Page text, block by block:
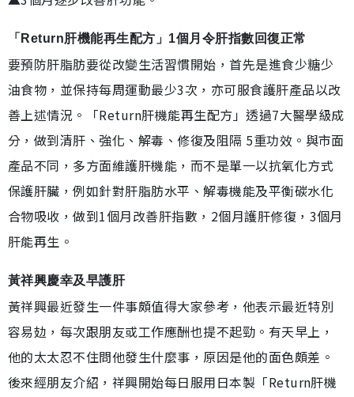
「Return肝機能再生配方」1個月令肝指數回復正常
要預防肝脂肪要從改變生活習慣開始，首先是進食少糖少
油食物，並保持每周運動最少3次，亦可服食護肝產品以改
善上述情況。「Return肝機能再生配方」透過7大醫學級成
分，做到清肝、強化、解毒、修復及阻隔 5重功效。與市面
產品不同，多方面維護肝機能，而不是單一以抗氧化方式
保護肝臟，例如針對肝脂肪水平、解毒機能及平衡碳水化
合物吸收，做到1個月改善肝指數，2個月護肝修復，3個月
肝能再生。
黃祥興慶幸及早護肝
黃祥興最近發生一件事頗值得大家參考，他表示最近特別
容易攰，每次跟朋友或工作應酬也提不起勁。有天早上，
他的太太忍不住問他發生什麼事，原因是他的面色頗差。
後來經朋友介紹，祥興開始每日服用日本製「Return肝機